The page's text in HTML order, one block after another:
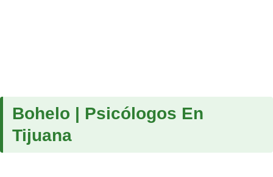
Bohelo | Psicólogos En
Tijuana